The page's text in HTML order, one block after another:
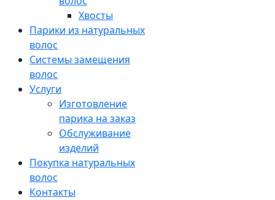
Хвосты
Парики из натуральных
волос
Системы замещения
волос
Услуги
Изготовление
парика на заказ
Обслуживание
изделий
Покупка натуральных
волос
Контакты